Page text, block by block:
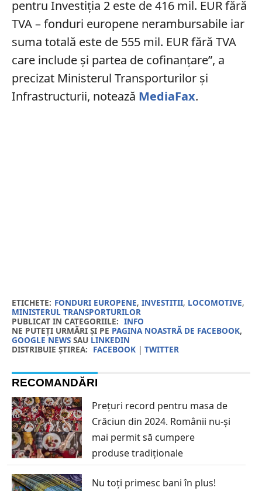
pentru Investiţia 2 este de 416 mil. EUR fără
TVA – fonduri europene nerambursabile iar
suma totală este de 555 mil. EUR fără TVA
care include şi partea de cofinanţare”, a
precizat Ministerul Transporturilor şi
Infrastructurii, notează MediaFax.
ETICHETE: FONDURI EUROPENE, INVESTITII, LOCOMOTIVE,
MINISTERUL TRANSPORTURILOR
PUBLICAT IN CATEGORIILE: INFO
NE PUTEȚI URMĂRI ȘI PE PAGINA NOASTRĂ DE FACEBOOK,
GOOGLE NEWSSAU LINKEDIN
DISTRIBUIE ȘTIREA: FACEBOOK| TWITTER
RECOMANDĂRI
Prețuri record pentru masa de
Crăciun din 2024. Românii nu-și
mai permit să cumpere
produse tradiționale
Nu toți primesc bani în plus!